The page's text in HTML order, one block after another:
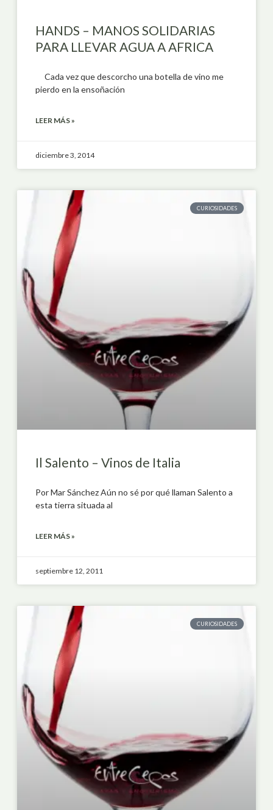
HANDS – MANOS SOLIDARIAS
PARA LLEVAR AGUA A AFRICA
Cada vez que descorcho una botella de vino me
pierdo en la ensoñación
LEER MÁS »
diciembre 3, 2014
CURIOSIDADES
Il Salento – Vinos de Italia
Por Mar Sánchez Aún no sé por qué llaman Salento a
esta tierra situada al
LEER MÁS »
septiembre 12, 2011
CURIOSIDADES